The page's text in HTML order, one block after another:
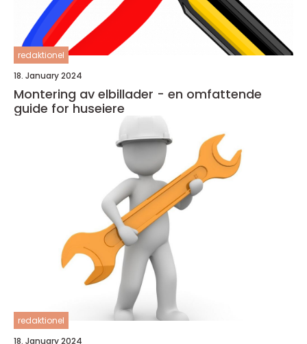
redaktionel
18. January 2024
Montering av elbillader - en omfattende
guide for huseiere
redaktionel
18. January 2024